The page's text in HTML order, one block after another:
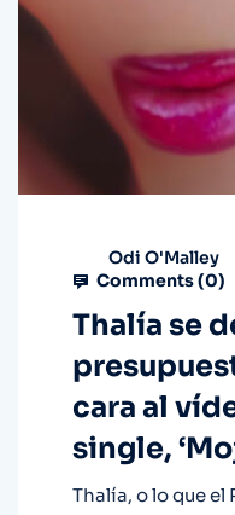
Odi O'Malley
Comments (0)
Thalía se
cara al
single,
Thalía, o lo que el